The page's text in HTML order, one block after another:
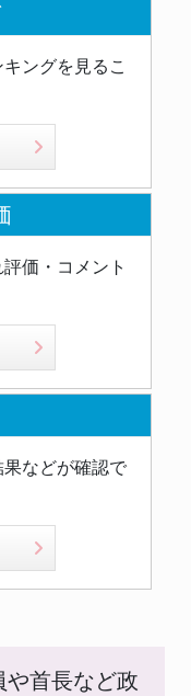
ングを見るこ
価・コメント
などが確認で
や首長など政